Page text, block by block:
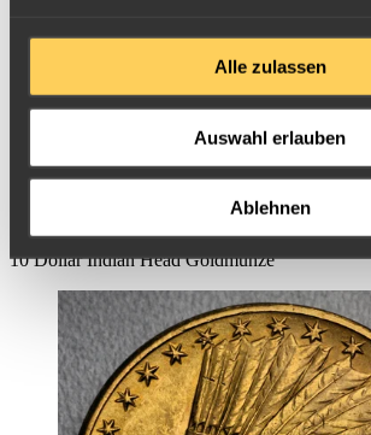
Alle zulassen
Auswahl erlauben
Ablehnen
10 Dollar Indian Head Goldmünze